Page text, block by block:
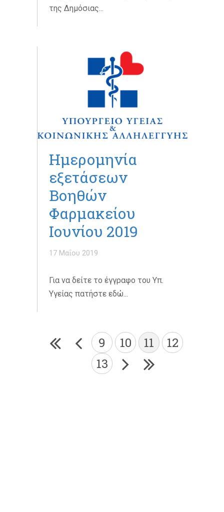
της Δημόσιας...
Ημερομηνία
εξετάσεων
Βοηθών
Φαρμακείου
Ιουνίου 2019
17 Μαΐου 2019
Για να δείτε το έγγραφο του Υπ.
Υγείας πατήστε εδώ...
9 10 11
12
13